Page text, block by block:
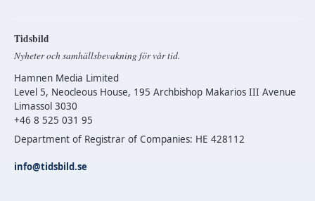
Tidsbild
Nyheter och samhällsbevakning för vår tid.
Hamnen Media Limited
Level 5, Neocleous House, 195 Archbishop Makarios III Avenue
Limassol 3030
+46 8 525 031 95
Department of Registrar of Companies: HE 428112
info@tidsbild.se